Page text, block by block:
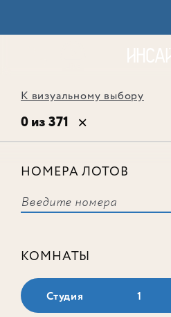
К визуальному выбору
0 из 371
НОМЕРА ЛОТОВ
КОМНАТЫ
Студия 1
соответствует